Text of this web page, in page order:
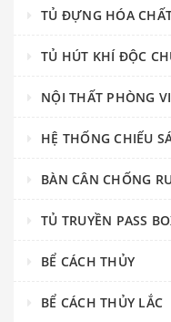
TỦ ĐỰNG HÓA
TỦ HÚT KHÍ ĐỘC
NỘI THẤT PHÒNG
HỆ THỐNG CHIẾU
BÀN CÂN CHỐNG
TỦ TRUYỀN PASS
BỂ CÁCH THỦY
BỂ CÁCH THỦY LẮC